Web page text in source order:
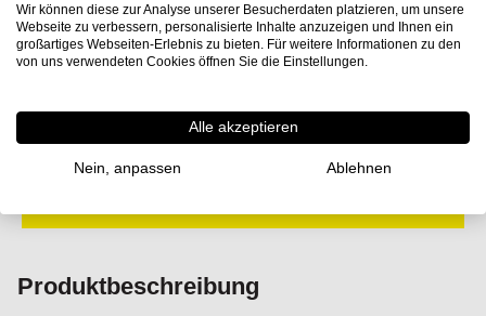
5S65.3.66
Druckluft-
Gewindeschneidspindeln Zeige Info
Produktbeschreibung
Wir können diese zur Analyse unserer Besucherdaten platzieren, um unsere
Webseite zu verbessern, personalisierte Inhalte anzuzeigen und Ihnen ein
großartiges Webseiten-Erlebnis zu bieten. Für weitere Informationen zu den
von uns verwendeten Cookies öffnen Sie die Einstellungen.
Alle akzeptieren
Nein, anpassen Ablehnen